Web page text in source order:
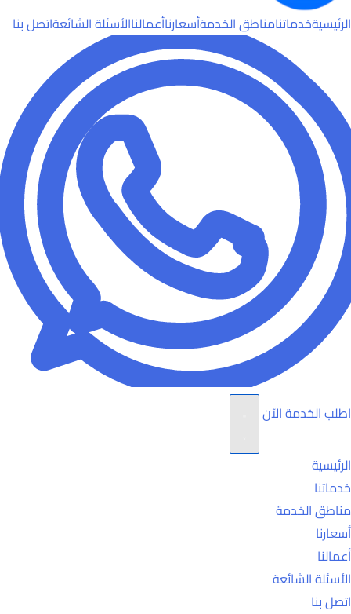
الرئيسيةخدماتنامناطق الخدمةأسعارناأعمالناالأسئلة الشائعةاتصل بنا
اطلب الخدمة الآن
الرئيسية
خدماتنا
مناطق الخدمة
أسعارنا
أعمالنا
الأسئلة الشائعة
اتصل بنا